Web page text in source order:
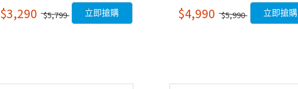
$3,290 $5,799 立即搶購 $4,990 $5,990 立即搶購